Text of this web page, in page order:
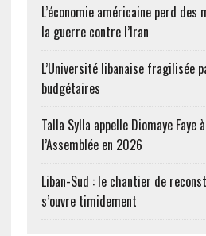
L’économie américaine perd des
la guerre contre l’Iran
L’Université libanaise fragilisée
budgétaires
Talla Sylla appelle Diomaye Faye
l’Assemblée en 2026
Liban-Sud : le chantier de
s’ouvre timidement